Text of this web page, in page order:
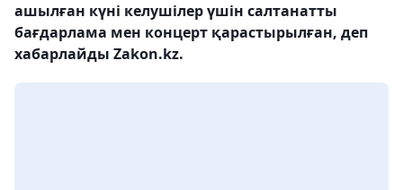
ашылған күні келушілер үшін салтанатты
бағдарлама мен концерт қарастырылған, деп
хабарлайды Zakon.kz.